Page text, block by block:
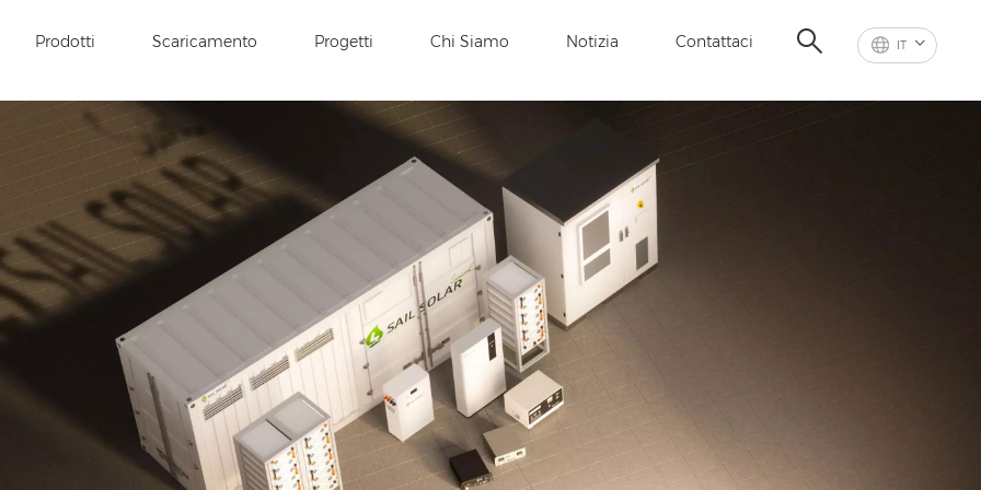
IT
Prodotti Scaricamento Progetti Chi Siamo Notizia Contattaci